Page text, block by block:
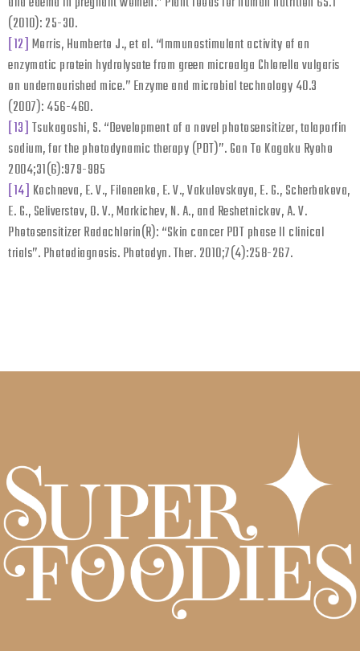
(2010): 25-30.
[12]Morris, Humberto J., et al. “Immunostimulant activity of an
enzymatic protein hydrolysate from green microalga Chlorella vulgaris
on undernourished mice.” Enzyme and microbial technology 40.3
(2007): 456-460.
[13]Tsukagoshi, S. “Development of a novel photosensitizer, talaporfin
sodium, for the photodynamic therapy (PDT)”. Gan To Kagaku Ryoho
2004;31(6):979-985
[14] Kochneva, E. V., Filonenko, E. V., Vakulovskaya, E. G., Scherbakova,
E. G., Seliverstov, O. V., Markichev, N. A., and Reshetnickov, A. V.
Photosensitizer Radachlorin(R): “Skin cancer PDT phase II clinical
trials”. Photodiagnosis. Photodyn. Ther. 2010;7(4):258-267.